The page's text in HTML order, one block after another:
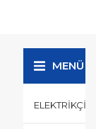
MENÜ
ELEKTRIKÇI